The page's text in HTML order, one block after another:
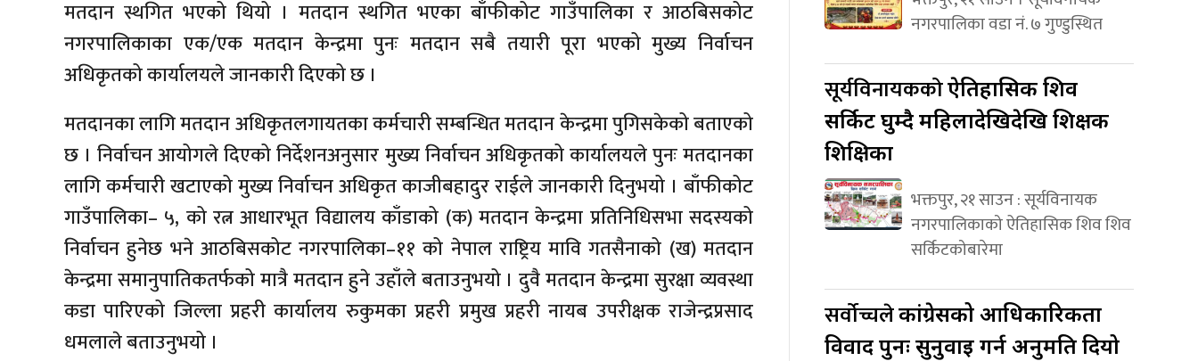
मतदान स्थगित भएको थियो । मतदान स्थगित भएका बाँफीकोट गाउँपालिका र आठबिसकोट
नगरपालिकाका एक/एक मतदान केन्द्रमा पुनः मतदान सबै तयारी पूरा भएको मुख्य निर्वाचन
अधिकृतको कार्यालयले जानकारी दिएको छ ।
मतदानका लागि मतदान अधिकृतलगायतका कर्मचारी सम्बन्धित मतदान केन्द्रमा पुगिसकेको बताएको
छ । निर्वाचन आयोगले दिएको निर्देशनअनुसार मुख्य निर्वाचन अधिकृतको कार्यालयले पुनः मतदानका
लागि कर्मचारी खटाएको मुख्य निर्वाचन अधिकृत काजीबहादुर राईले जानकारी दिनुभयो । बाँफीकोट
गाउँपालिका– ५, को रत्न आधारभूत विद्यालय काँडाको (क) मतदान केन्द्रमा प्रतिनिधिसभा सदस्यको
निर्वाचन हुनेछ भने आठबिसकोट नगरपालिका–११ को नेपाल राष्ट्रिय मावि गतसैनाको (ख) मतदान
केन्द्रमा समानुपातिकतर्फको मात्रै मतदान हुने उहाँले बताउनुभयो । दुवै मतदान केन्द्रमा सुरक्षा व्यवस्था
कडा पारिएको जिल्ला प्रहरी कार्यालय रुकुमका प्रहरी प्रमुख प्रहरी नायब उपरीक्षक राजेन्द्रप्रसाद
धमलाले बताउनुभयो ।
नगरपालिका वडा नं. ७ गुण्डुस्थित
सूर्यविनायककोऐतिहासिक शिव
सर्किट घुम्दै महिलादेखिदेखि शिक्षक
शिक्षिका
भक्तपुर, २१ साउन : सूर्यविनायक
नगरपालिकाको ऐतिहासिक शिव शिव
सर्किटकोबारेमा
सर्वोच्चलेकांग्रेसको आधिकारिकता
विवाद पुनः सुनुवाइ गर्न अनुमति दियो